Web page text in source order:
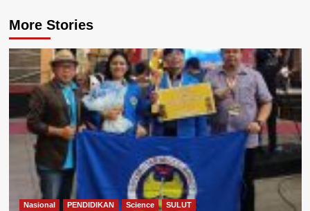
More Stories
Nasional PENDIDIKAN Science SULUT